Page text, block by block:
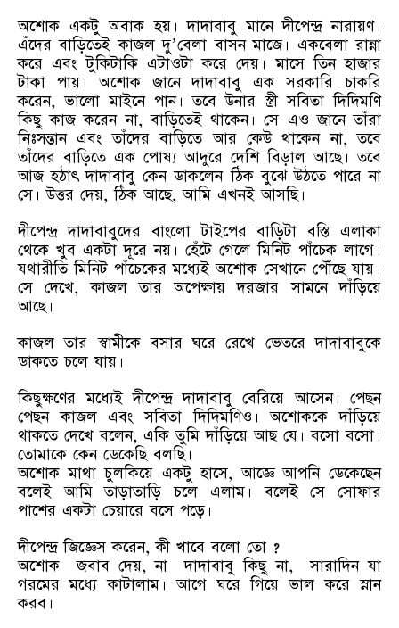
অশোক একটু অবাক হয়। দাদাবাবু মানে দীপেন্দ্র নারায়ণ।
এঁদের বাড়িতেই কাজল দু’বেলা বাসন মাজে। একবেলা রান্না
করে এবং টুকিটাকি এটাওটা করে দেয়। মাসে তিন হাজার
টাকা পায়। অশোক জানে দাদাবাবু এক সরকারি চাকরি
করেন, ভালো মাইনে পান। তবে উনার স্ত্রী সবিতা দিদিমণি
কিছু কাজ করেন না, বাড়িতেই থাকেন। সে এও জানে তাঁরা
নিঃসন্তান এবং তাঁদের বাড়িতে আর কেউ থাকেন না, তবে
তাঁদের বাড়িতে এক পোষ্য আদুরে দেশি বিড়াল আছে। তবে
আজ হঠাৎ দাদাবাবু কেন ডাকলেন ঠিক বুঝে উঠতে পারে না
সে। উত্তর দেয়, ঠিক আছে, আমি এখনই আসছি।
দীপেন্দ্র দাদাবাবুদের বাংলো টাইপের বাড়িটা বস্তি এলাকা
থেকে খুব একটা দূরে নয়। হেঁটে গেলে মিনিট পাঁচেক লাগে।
যথারীতি মিনিট পাঁচেকের মধ্যেই অশোক সেখানে পৌঁছে যায়।
সে দেখে, কাজল তার অপেক্ষায় দরজার সামনে দাঁড়িয়ে
আছে।
কাজল তার স্বামীকে বসার ঘরে রেখে ভেতরে দাদাবাবুকে
ডাকতে চলে যায়।
কিছুক্ষণের মধ্যেই দীপেন্দ্র দাদাবাবু বেরিয়ে আসেন। পেছন
পেছন কাজল এবং সবিতা দিদিমণিও। অশোককে দাঁড়িয়ে
থাকতে দেখে বলেন, একি তুমি দাঁড়িয়ে আছ যে। বসো বসো।
তোমাকে কেন ডেকেছি বলছি।
অশোক মাথা চুলকিয়ে একটু হাসে, আজ্ঞে আপনি ডেকেছেন
বলেই আমি তাড়াতাড়ি চলে এলাম। বলেই সে সোফার
পাশের একটা চেয়ারে বসে পড়ে।
দীপেন্দ্র জিজ্ঞেস করেন, কী খাবে বলো তো ?
অশোক জবাব দেয়, না দাদাবাবু কিছু না, সারাদিন যা
গরমের মধ্যে কাটালাম। আগে ঘরে গিয়ে ভাল করে স্নান
করব।